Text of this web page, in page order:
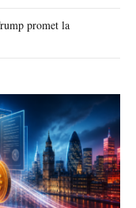
promet la